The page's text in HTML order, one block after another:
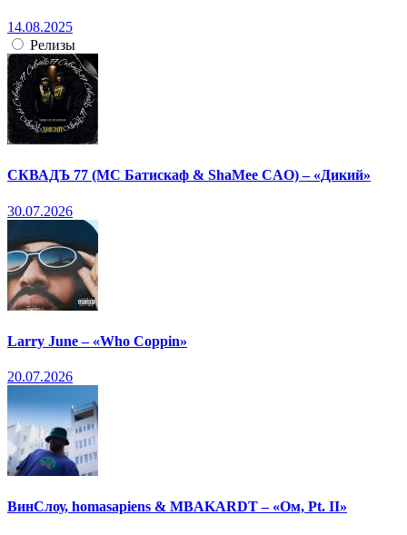
14.08.2025
Релизы
СКВАДЪ 77 (МС Батискаф & ShaMee CAO) – «Дикий»
30.07.2026
Larry June – «Who Coppin»
20.07.2026
ВинСлоу, homasapiens & MBAKARDT – «Ом, Pt. II»